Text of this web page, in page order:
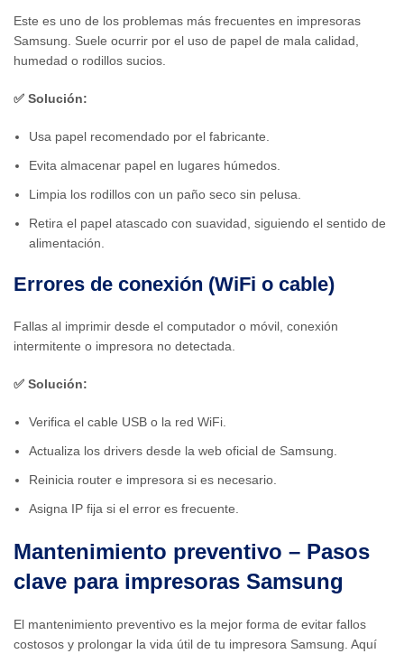
Este es uno de los problemas más frecuentes en impresoras
Samsung. Suele ocurrir por el uso de papel de mala calidad,
humedad o rodillos sucios.
✅ Solución:
Usa papel recomendado por el fabricante.
Evita almacenar papel en lugares húmedos.
Limpia los rodillos con un paño seco sin pelusa.
Retira el papel atascado con suavidad, siguiendo el sentido de
alimentación.
Errores de conexión (WiFi o cable)
Fallas al imprimir desde el computador o móvil, conexión
intermitente o impresora no detectada.
✅ Solución:
Verifica el cable USB o la red WiFi.
Actualiza los drivers desde la web oficial de Samsung.
Reinicia router e impresora si es necesario.
Asigna IP fija si el error es frecuente.
Mantenimiento preventivo – Pasos
clave para impresoras Samsung
El mantenimiento preventivo es la mejor forma de evitar fallos
costosos y prolongar la vida útil de tu impresora Samsung. Aquí